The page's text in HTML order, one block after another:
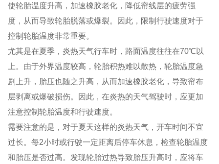
使轮胎温度升高，加速橡胶老化，降低帘线层的疲劳强
度，从而导致轮胎脱落或爆裂。因此，限制行驶速度对于
控制轮胎温度非常重要。
尤其是在夏季，炎热天气行车时，路面温度往往在70℃以
上。由于外界温度较高，轮胎积热难以散热，轮胎温度急
剧上升，胎压也随之升高，从而加速橡胶老化，导致帘布
层剥离或爆破损伤。因此，在炎热的天气驾驶时，应更加
注意控制轮胎温度和行驶速度。
需要注意的是，对于夏天这样的炎热天气，开车时间不宜
过长。每2小时或行驶一定距离后停车休息，检查轮胎温度
和胎压是否过高。发现轮胎过热导致胎压升高时，应将车